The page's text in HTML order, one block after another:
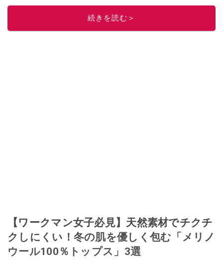
このイチオシストの他の記事を読む
続きを読む＞
【ワークマン女子必見】天然素材でチクチ
クしにくい！冬の肌を優しく包む「メリノ
ウール100％トップス」3選